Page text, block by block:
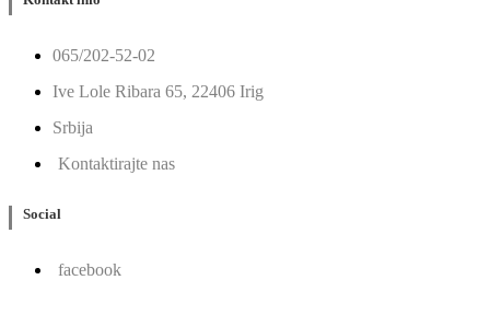
065/202-52-02
Ive Lole Ribara 65, 22406 Irig
Srbija
Kontaktirajte nas
Social
facebook